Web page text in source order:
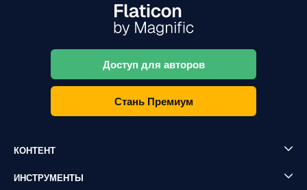
Доступ для авторов
Стань Премиум
КОНТЕНТ
ИНСТРУМЕНТЫ